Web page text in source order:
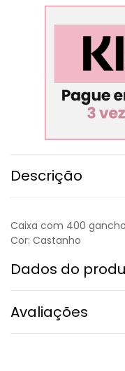
Descrição
Caixa com 400
Cor: Castanho
Dados do
Avaliações